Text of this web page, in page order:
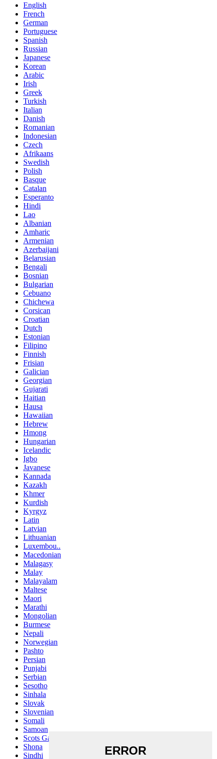
English
French
German
Portuguese
Spanish
Russian
Japanese
Korean
Arabic
Irish
Greek
Turkish
Italian
Danish
Romanian
Indonesian
Czech
Afrikaans
Swedish
Polish
Basque
Catalan
Esperanto
Hindi
Lao
Albanian
Amharic
Armenian
Azerbaijani
Belarusian
Bengali
Bosnian
Bulgarian
Cebuano
Chichewa
Corsican
Croatian
Dutch
Estonian
Filipino
Finnish
Frisian
Galician
Georgian
Gujarati
Haitian
Hausa
Hawaiian
Hebrew
Hmong
Hungarian
Icelandic
Igbo
Javanese
Kannada
Kazakh
Khmer
Kurdish
Kyrgyz
Latin
Latvian
Lithuanian
Luxembou..
Macedonian
Malagasy
Malay
Malayalam
Maltese
Maori
Marathi
Mongolian
Burmese
Nepali
Norwegian
Pashto
Persian
Punjabi
Serbian
Sesotho
Sinhala
Slovak
Slovenian
Somali
Samoan
Scots Gaelic
Shona
Sindhi